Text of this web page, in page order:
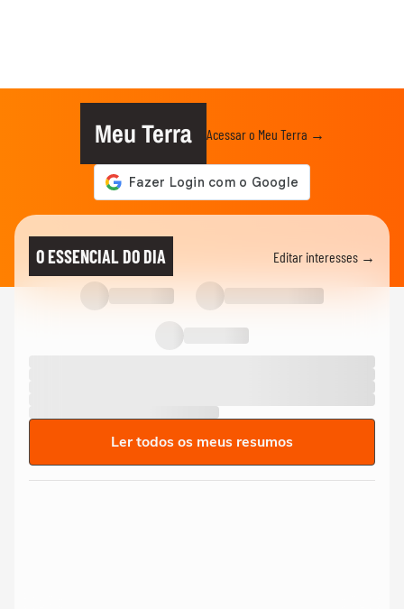
Meu Terra Acessar o Meu Terra →
O ESSENCIAL DO DIA Editar interesses →
Ler todos os meus resumos